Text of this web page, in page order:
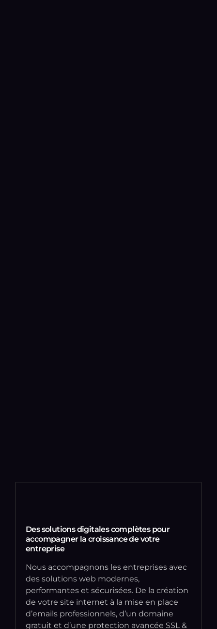
Des solutions digitales complètes pour
accompagner la croissance de votre
entreprise
Nous accompagnons les entreprises avec
des solutions web modernes,
performantes et sécurisées. De la création
de votre site internet à la mise en place
d’emails professionnels, d’un domaine
gratuit et d’une protection avancée SSL &